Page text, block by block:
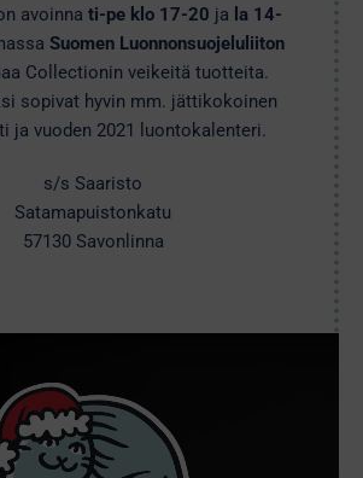
avoinna ti-pe klo 17-20 ja la 14-
Suomen Luonnonsuojeluliiton
Collectionin veikeitä tuotteita.
sopivat hyvin mm. jättikokoinen
ja vuoden 2021 luontokalenteri.
s/s Saaristo
Satamapuistonkatu
57130 Savonlinna